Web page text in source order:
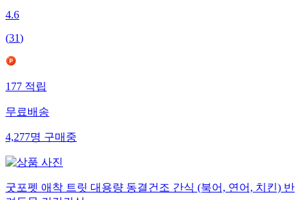
4.6
(31)
177적립
무료배송
4,277명구매중
굿포펫 애착 트릿 대용량 동결건조 간식 (북어, 연어, 치킨) 반